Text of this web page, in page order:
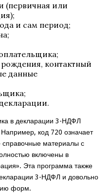
(первичная или
и сам период;
контактный
данные
в декларации 3-НДФЛ
код 720 означает
справочные материалы с
включены в
Эта программа также
3-НДФЛ и довольно
форм.